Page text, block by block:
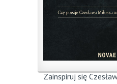
Zainspiruj się